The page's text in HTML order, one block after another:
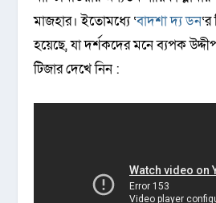
মাজহার। ইতোমধ্যে ‘বাদশা দ্য ডন
হয়েছে, যা দর্শকদের মনে ব্যপক
টিজার দেখে নিন :